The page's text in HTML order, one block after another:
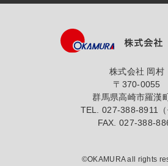
株式会社 岡村
〒370-0055
群馬県高崎市羅漢
TEL. 027-388-8911（
FAX. 027-388-
©OKAMURA all rights